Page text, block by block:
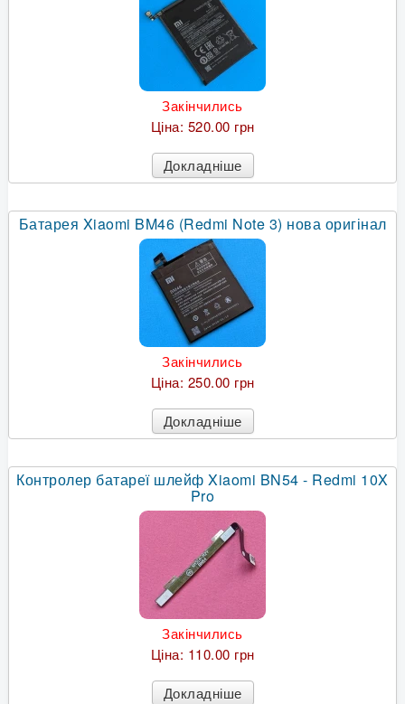
Закінчились
Ціна: 520.00 грн
Докладніше
Батарея Xiaomi BM46 (Redmi Note 3) нова оригінал
Закінчились
Ціна: 250.00 грн
Докладніше
Контролер батареї шлейф Xiaomi BN54 - Redmi 10X
Pro
Закінчились
Ціна: 110.00 грн
Докладніше